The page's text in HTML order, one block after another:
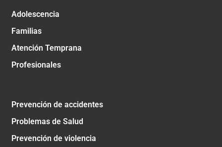
Adolescencia
Familias
Atención Temprana
Profesionales
Prevención de accidentes
Problemas de Salud
Prevención de violencia